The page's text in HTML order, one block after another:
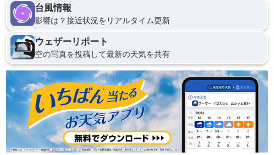
台風情報
影響は？接近状況をリアルタイム更新
ウェザーリポート
空の写真を投稿して最新の天気を共有